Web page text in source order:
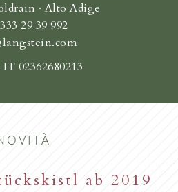
· Alto Adige
29 39 992
02362680213
wünscht all
ab 2019